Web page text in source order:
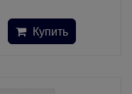
Купить